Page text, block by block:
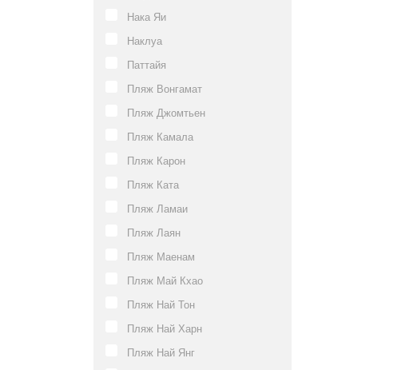
Нака Яи
Наклуа
Паттайя
Пляж Вонгамат
Пляж Джомтьен
Пляж Камала
Пляж Карон
Пляж Ката
Пляж Ламаи
Пляж Лаян
Пляж Маенам
Пляж Май Кхао
Пляж Най Тон
Пляж Най Харн
Пляж Най Янг